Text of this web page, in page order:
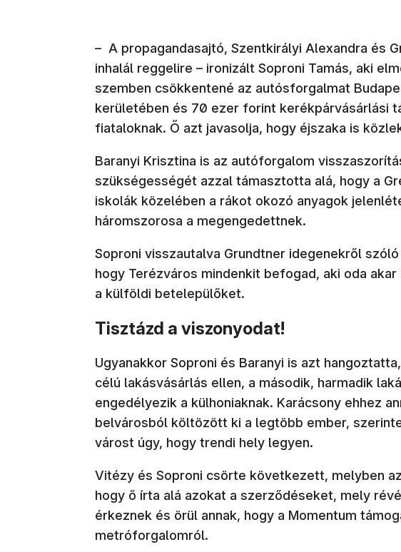
– A propagandasajtó, Szentkirályi Alexandra és
inhalál reggelire – ironizált Soproni Tamás, aki
szemben csökkentené az autósforgalmat
kerületében és 70 ezer forint kerékpárvásárlási
fiataloknak. Ő azt javasolja, hogy éjszaka is
Baranyi Krisztina is az autóforgalom
szükségességét azzal támasztotta alá, hogy a
iskolák közelében a rákot okozó anyagok
háromszorosa a megengedettnek.
Soproni visszautalva Grundtner idegenekről
hogy Terézváros mindenkit befogad, aki oda
a külföldi betelepülőket.
Tisztázd a viszonyodat!
Ugyanakkor Soproni és Baranyi is azt
célú lakásvásárlás ellen, a második, harmadik
engedélyezik a külhoniaknak. Karácsony ehhez
belvárosból költözött ki a legtöbb ember,
várost úgy, hogy trendi hely legyen.
Vitézy és Soproni csörte következett, melyben
hogy ő írta alá azokat a szerződéseket, mely
érkeznek és örül annak, hogy a Momentum
metróforgalomról.